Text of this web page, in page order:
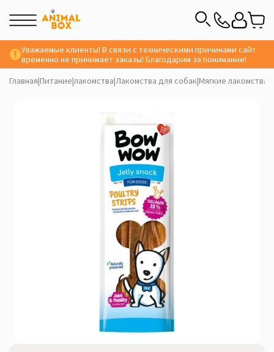
Уважаемые клиенты! В связи с техническими причинами сайт
временно не принимает заказы! Благодарим за понимание!
Главная|Питание|лакомства|Лакомства для собак|Мягкие лакомства